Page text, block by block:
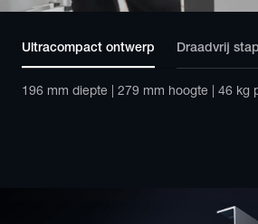
Ultracompact ontwerp Draadvrij
196 mm diepte | 279 mm hoogte | 46 kg